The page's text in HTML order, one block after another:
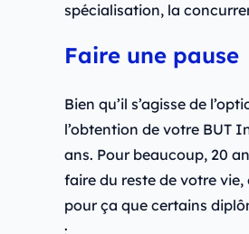
spécialisation, la
Faire une pause
Bien qu’il s’agisse de
l’obtention de votre BUT
ans. Pour beaucoup, 20
faire du reste de votre
pour ça que certains